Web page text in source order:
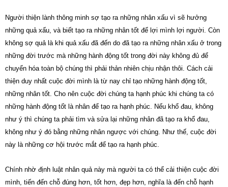
Người thiện lành thông minh sợ tạo ra những nhân xấu vì sẽ hưởng
những quả xấu, và biết tạo ra những nhân tốt để lợi mình lợi người. Còn
không sợ quả là khi quả xấu đã đến do đã tạo ra những nhân xấu ở trong
những đời trước mà những hành động tốt trong đời này không đủ để
chuyển hóa toàn bộ chúng thì phải thản nhiên chịu nhận thôi. Cách cải
thiện duy nhất cuộc đời mình là từ nay chỉ tạo những hành động tốt,
những nhân tốt. Cho nên cuộc đời chúng ta hạnh phúc khi chúng ta có
những hành động tốt là nhân để tạo ra hạnh phúc. Nếu khổ đau, không
như ý thì chúng ta phải tìm và sửa lại những nhân đã tạo ra khổ đau,
không như ý đó bằng những nhân ngược với chúng. Như thế, cuộc đời
này là những cơ hội trước mắt để tạo ra hạnh phúc.
Chính nhờ định luật nhân quả này mà người ta có thể cải thiện cuộc đời
mình, tiến đến chỗ đúng hơn, tốt hơn, đẹp hơn, nghĩa là đến chỗ hạnh